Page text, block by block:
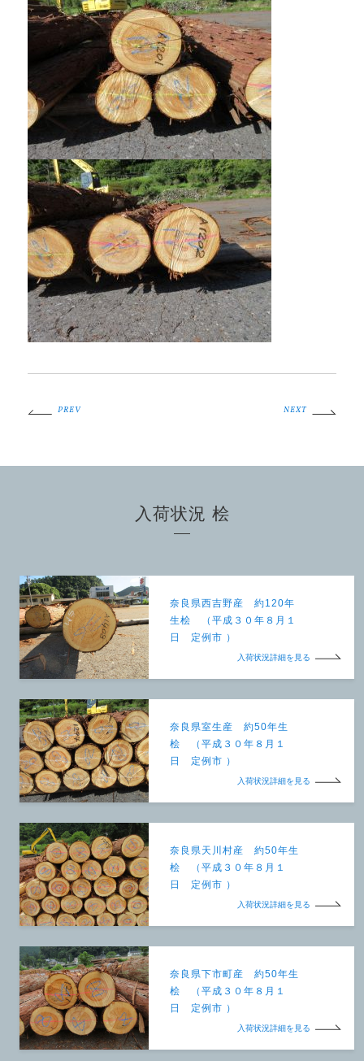
PREV NEXT
入荷状況 桧
奈良県西吉野産 約120年
生桧 （平成３０年８月１
日 定例市 ）
入荷状況詳細を見る
奈良県室生産 約50年生
桧 （平成３０年８月１
日 定例市 ）
入荷状況詳細を見る
奈良県天川村産 約50年生
桧 （平成３０年８月１
日 定例市 ）
入荷状況詳細を見る
奈良県下市町産 約50年生
桧 （平成３０年８月１
日 定例市 ）
入荷状況詳細を見る